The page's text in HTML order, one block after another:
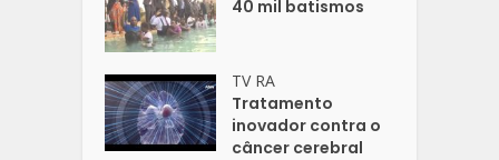
40 mil batismos
TV RA
Tratamento
inovador contra o
câncer cerebral